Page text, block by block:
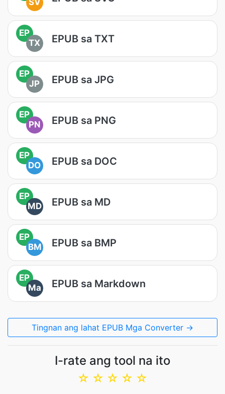
SV
EP
TX
EPUB sa TXT
EP
JP
EPUB sa JPG
EP
PN
EPUB sa PNG
EP
DO
EPUB sa DOC
EP
MD
EPUB sa MD
EP
BM
EPUB sa BMP
EP
Ma
EPUB sa Markdown
Tingnan ang lahat EPUB Mga Converter →
I-rate ang tool na ito
☆
☆
☆
☆
☆